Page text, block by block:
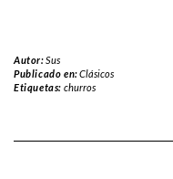
Autor:Sus
Publicado en:Clásicos
Etiquetas: churros